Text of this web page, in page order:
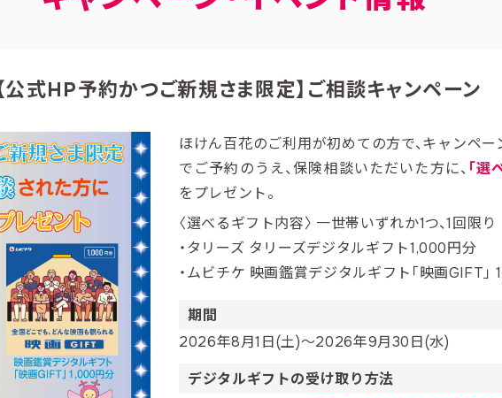
【公式HP予約かつご新規さま限定】ご相談キャンペーン
ほけん百花のご利用が初めての方で、キャンペ
でご予約のうえ、保険相談いただいた方に、 「選
をプレゼント。
〈選べるギフト内容〉 一世帯いずれか1つ、1回限り
・タリーズ タリーズデジタルギフト1,000円分
・ムビチケ 映画鑑賞デジタルギフト「映画GIFT」
期間
2026年8月1日(土)～2026年9月30日(水)
デジタルギフトの受け取り方法